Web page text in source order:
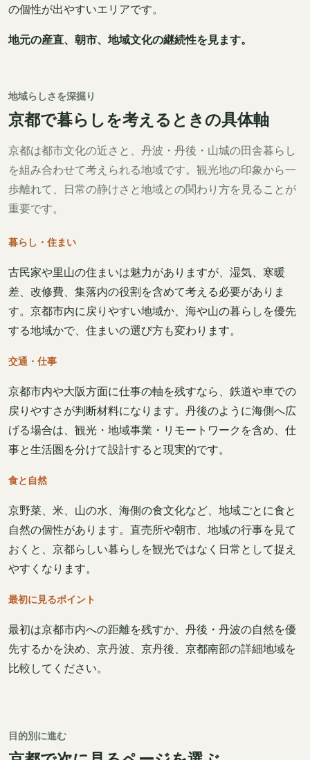
の個性が出やすいエリアです。
地元の産直、朝市、地域文化の継続性を見ます。
地域らしさを深掘り
京都で暮らしを考えるときの具体軸
京都は都市文化の近さと、丹波・丹後・山城の田舎暮らし
を組み合わせて考えられる地域です。観光地の印象から一
歩離れて、日常の静けさと地域との関わり方を見ることが
重要です。
暮らし・住まい
古民家や里山の住まいは魅力がありますが、湿気、寒暖
差、改修費、集落内の役割を含めて考える必要がありま
す。京都市内に戻りやすい地域か、海や山の暮らしを優先
する地域かで、住まいの選び方も変わります。
交通・仕事
京都市内や大阪方面に仕事の軸を残すなら、鉄道や車での
戻りやすさが判断材料になります。丹後のように海側へ広
げる場合は、観光・地域事業・リモートワークを含め、仕
事と生活圏を分けて設計すると現実的です。
食と自然
京野菜、米、山の水、海側の食文化など、地域ごとに食と
自然の個性があります。直売所や朝市、地域の行事を見て
おくと、京都らしい暮らしを観光ではなく日常として捉え
やすくなります。
最初に見るポイント
最初は京都市内への距離を残すか、丹後・丹波の自然を優
先するかを決め、京丹波、京丹後、京都南部の詳細地域を
比較してください。
目的別に進む